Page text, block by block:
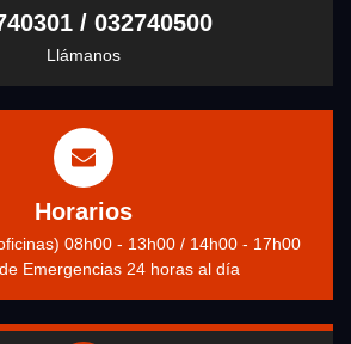
/ 032740500
Llámanos
Horarios
08h00 - 13h00 / 14h00 - 17h00
Emergencias 24 horas al día